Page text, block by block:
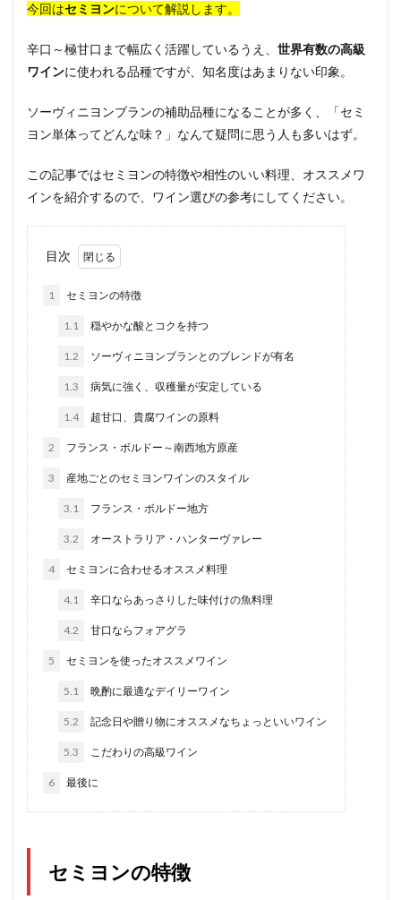
今回はセミヨンについて解説します。
辛口～極甘口まで幅広く活躍しているうえ、 世界有数の高級
ワインに使われる品種ですが、知名度はあまりない印象。
ソーヴィニヨンブランの補助品種になることが多く、「セミ
ヨン単体ってどんな味？」なんて疑問に思う人も多いはず。
この記事ではセミヨンの特徴や相性のいい料理、オススメワ
インを紹介するので、ワイン選びの参考にしてください。
目次
1 セミヨンの特徴
1.1 穏やかな酸とコクを持つ
1.2 ソーヴィニヨンブランとのブレンドが有名
1.3 病気に強く、収穫量が安定している
1.4 超甘口、貴腐ワインの原料
2 フランス・ボルドー～南西地方原産
3 産地ごとのセミヨンワインのスタイル
3.1 フランス・ボルドー地方
3.2 オーストラリア・ハンターヴァレー
4 セミヨンに合わせるオススメ料理
4.1 辛口ならあっさりした味付けの魚料理
4.2 甘口ならフォアグラ
5 セミヨンを使ったオススメワイン
5.1 晩酌に最適なデイリーワイン
5.2 記念日や贈り物にオススメなちょっといいワイン
5.3 こだわりの高級ワイン
6 最後に
セミヨンの特徴